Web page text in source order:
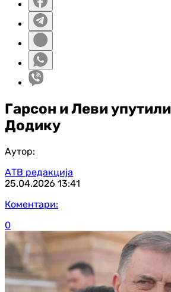
Гарсон и Леви
Додику
Аутор:
АТВ редакција
25.04.2026 13:41
Коментари:
0